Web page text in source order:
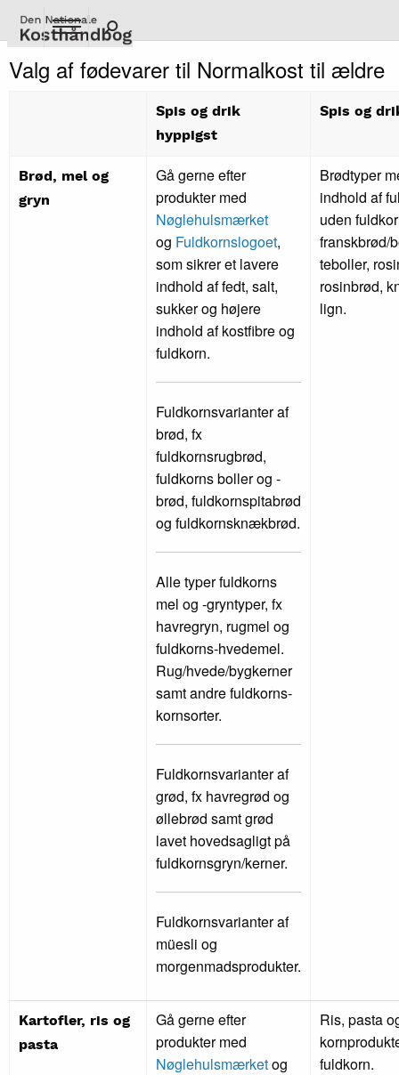
hovedindhold
Valg af fødevarer til Normalkost til ældre
Spis og drik
hyppigst
Spis og
Brød, mel og
gryn
Gå gerne efter
produkter med
Nøglehulsmærket
og Fuldkornslogoet,
som sikrer et lavere
indhold af fedt, salt,
sukker og højere
indhold af kostfibre og
fuldkorn.
Fuldkornsvarianter af
brød, fx
fuldkornsrugbrød,
fuldkorns boller og -
brød, fuldkornspitabrød
og fuldkornsknækbrød.
Alle typer fuldkorns
mel og -gryntyper, fx
havregryn, rugmel og
fuldkorns-hvedemel.
Rug/hvede/bygkerner
samt andre fuldkorns-
kornsorter.
Fuldkornsvarianter af
grød, fx havregrød og
øllebrød samt grød
lavet hovedsagligt på
fuldkornsgryn/kerner.
Fuldkornsvarianter af
müesli og
morgenmadsprodukter.
Brødtyper
indhold af
uden
franskbrød/
teboller,
rosinbrød,
lign.
Kartofler, ris og
pasta
Gå gerne efter
produkter med
Nøglehulsmærketog
Ris, pasta
fuldkorn.